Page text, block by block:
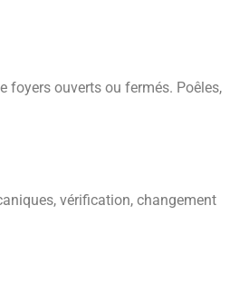
foyers ouverts ou fermés. Poêles,
vérification, changement